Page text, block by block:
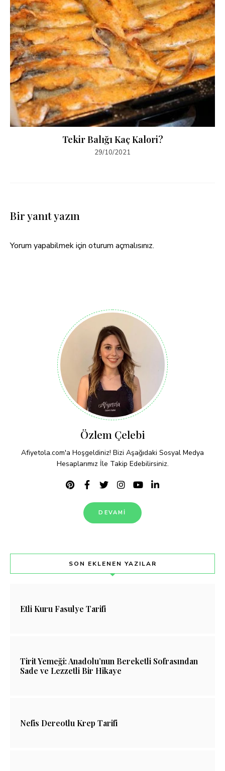
Tekir Balığı Kaç Kalori?
29/10/2021
Bir yanıt yazın
Yorum yapabilmek için oturum açmalısınız.
Özlem Çelebi
Afiyetola.com'a Hoşgeldiniz! Bizi Aşağıdaki Sosyal Medya
Hesaplarımız İle Takip Edebilirsiniz.
DEVAMI
SON EKLENEN YAZILAR
Etli Kuru Fasulye Tarifi
Tirit Yemeği: Anadolu’nun Bereketli Sofrasından
Sade ve Lezzetli Bir Hikaye
Nefis Dereotlu Krep Tarifi